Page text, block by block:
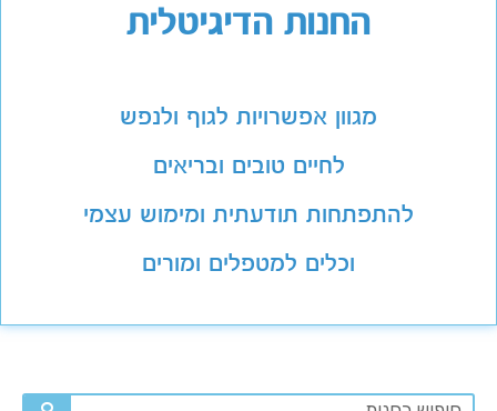
החנות הדיגיטלית
מגוון אפשרויות לגוף ולנפש
לחיים טובים ובריאים
להתפתחות תודעתית ומימוש עצמי
וכלים למטפלים ומורים